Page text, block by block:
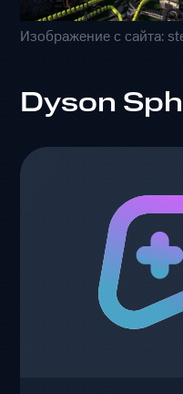
Изображение с сайта:
Dyson